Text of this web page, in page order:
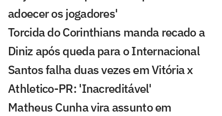
adoecer os jogadores'
Torcida do Corinthians manda recado a
Diniz após queda para o Internacional
Santos falha duas vezes em Vitória x
Athletico-PR: 'Inacreditável'
Matheus Cunha vira assunto em